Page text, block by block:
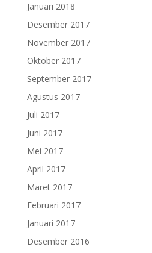
Januari 2018
Desember 2017
November 2017
Oktober 2017
September 2017
Agustus 2017
Juli 2017
Juni 2017
Mei 2017
April 2017
Maret 2017
Februari 2017
Januari 2017
Desember 2016